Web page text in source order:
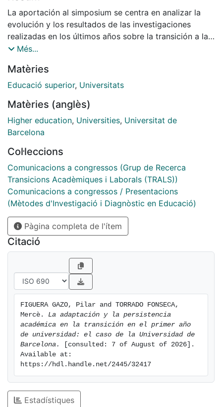
La aportación al simposium se centra en analizar la
evolución y los resultados de las investigaciones
realizadas en los últimos años sobre la transición a la
universidad de los estudiantes en el sistema
Universidad de Barcelona. El artículo presenta un
análisis del estado de la cuestión y, más allá del
diferencias relacionadas con los diferentes ámbitos
disciplinares. Los resultados ponen de manifiesto
dificultades en el proceso de
adaptación académica en el primer
año de estudios. Finalmente se plantea la necesidad
de revisar las medidas de
retención establecidas en la universidad, incluidas las
acciones de orientación,
con la finalidad de optimizar la persistencia de los
estudiantes.
Més...
Matèries
Educació superior, Universitats
Matèries (anglès)
Higher education, Universities, Universitat de
Barcelona
Col·leccions
Comunicacions a congressos (Grup de Recerca
Transicions Acadèmiques i Laborals (TRALS))
Comunicacions a congressos / Presentacions
(Mètodes d'Investigació i Diagnòstic en Educació)
Pàgina completa de l'ítem
Citació
FIGUERA GAZO, Pilar and TORRADO FONSECA,
Mercè. La adaptación y la persistencia
académica en la transición en el primer año
de universidad: el caso de la Universidad de
Barcelona.
[consulted: 7 of August of 2026].
Available at:
https://hdl.handle.net/2445/32417
Estadístiques